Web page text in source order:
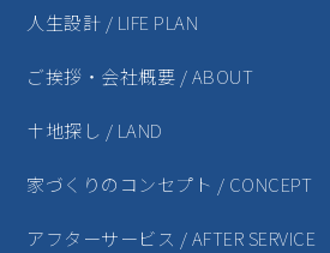
人生設計 / LIFE PLAN
ご挨拶・会社概要 / ABOUT
土地探し / LAND
家づくりのコンセプト / CONCEPT
アフターサービス / AFTER SERVICE